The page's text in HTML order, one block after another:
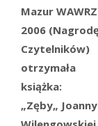
Mazur
2006
Czytelników)
otrzymała
książka:
„Zęby„ Joanny